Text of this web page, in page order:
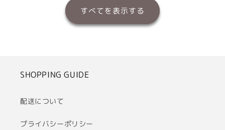
すべてを表示する
SHOPPING GUIDE
配送について
プライバシーポリシー